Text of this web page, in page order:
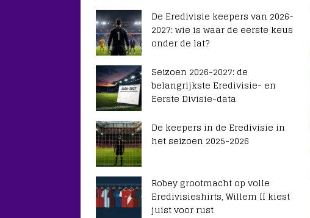
De Eredivisie keepers van 2026-
2027: wie is waar de eerste keus
onder de lat?
Seizoen 2026-2027: de
belangrijkste Eredivisie- en
Eerste Divisie-data
De keepers in de Eredivisie in
het seizoen 2025-2026
Robey grootmacht op volle
Eredivisieshirts, Willem II kiest
juist voor rust